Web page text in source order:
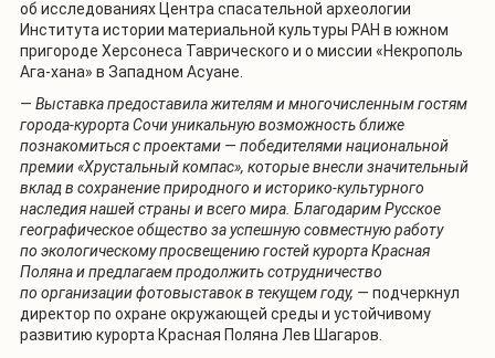
об исследованиях Центра спасательной археологии
Института истории материальной культуры РАН в южном
пригороде Херсонеса Таврического и о миссии «Некрополь
Ага-хана» в Западном Асуане.
— Выставка предоставила жителям и многочисленным гостям
города-курорта Сочи уникальную возможность ближе
познакомиться с проектами — победителями национальной
премии «Хрустальный компас», которые внесли значительный
вклад в сохранение природного и историко-культурного
наследия нашей страны и всего мира. Благодарим Русское
географическое общество за успешную совместную работу
по экологическому просвещению гостей курорта Красная
Поляна и предлагаем продолжить сотрудничество
по организации фотовыставок в текущем году, — подчеркнул
директор по охране окружающей среды и устойчивому
развитию курорта Красная Поляна Лев Шагаров.